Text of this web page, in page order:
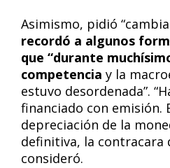
Asimismo, pidió
recordó a algunos
que “durante
competencia y la
estuvo desordenada”.
financiado con emisión.
depreciación de la
definitiva, la contracara
consideró.